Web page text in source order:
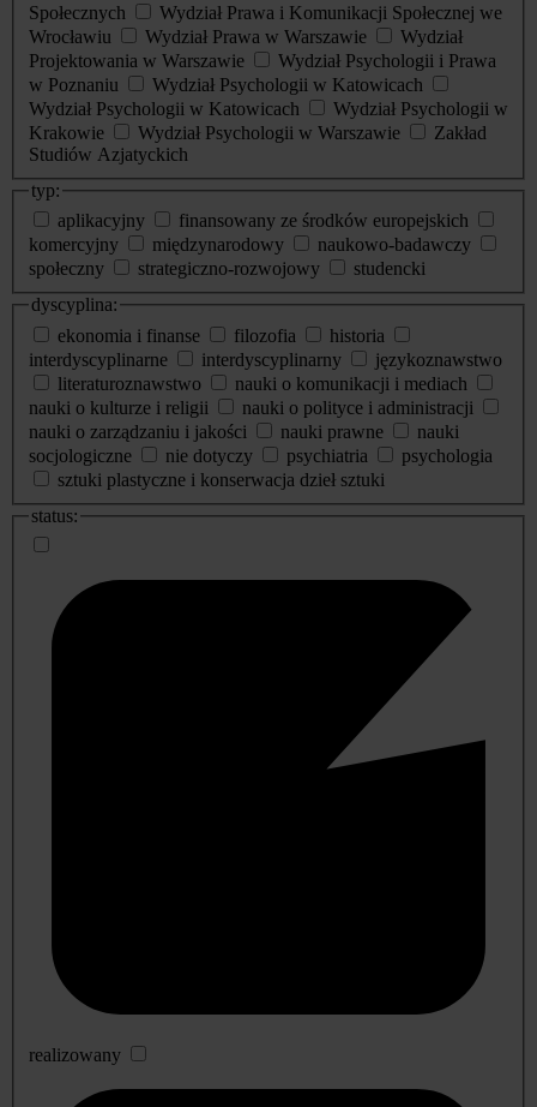
Społecznych
Wydział Prawa i Komunikacji Społecznej we
Wrocławiu
Wydział Prawa w Warszawie
Wydział
Projektowania w Warszawie
Wydział Psychologii i Prawa
w Poznaniu
Wydział Psychologii w Katowicach
Wydział Psychologii w Katowicach
Wydział Psychologii w
Krakowie
Wydział Psychologii w Warszawie
Zakład
Studiów Azjatyckich
typ:
aplikacyjny
finansowany ze środków europejskich
komercyjny
międzynarodowy
naukowo-badawczy
społeczny
strategiczno-rozwojowy
studencki
dyscyplina:
ekonomia i finanse
filozofia
historia
interdyscyplinarne
interdyscyplinarny
językoznawstwo
literaturoznawstwo
nauki o komunikacji i mediach
nauki o kulturze i religii
nauki o polityce i administracji
nauki o zarządzaniu i jakości
nauki prawne
nauki
socjologiczne
nie dotyczy psychiatria
psychologia
sztuki plastyczne i konserwacja dzieł sztuki
status:
realizowany